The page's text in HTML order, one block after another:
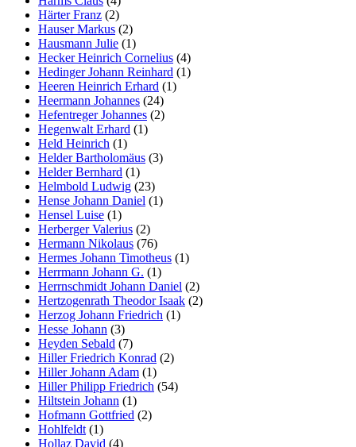
Härter Franz (2)
Hauser Markus (2)
Hausmann Julie (1)
Hecker Heinrich Cornelius (4)
Hedinger Johann Reinhard (1)
Heeren Heinrich Erhard (1)
Heermann Johannes (24)
Hefentreger Johannes (2)
Hegenwalt Erhard (1)
Held Heinrich (1)
Helder Bartholomäus (3)
Helder Bernhard (1)
Helmbold Ludwig (23)
Hense Johann Daniel (1)
Hensel Luise (1)
Herberger Valerius (2)
Hermann Nikolaus (76)
Hermes Johann Timotheus (1)
Herrmann Johann G. (1)
Herrnschmidt Johann Daniel (2)
Hertzogenrath Theodor Isaak (2)
Herzog Johann Friedrich (1)
Hesse Johann (3)
Heyden Sebald (7)
Hiller Friedrich Konrad (2)
Hiller Johann Adam (1)
Hiller Philipp Friedrich (54)
Hiltstein Johann (1)
Hofmann Gottfried (2)
Hohlfeldt (1)
Hollaz David (4)